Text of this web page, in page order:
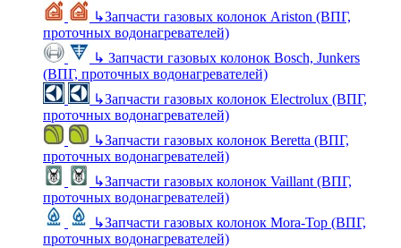
↳Запчасти газовых колонок Ariston (ВПГ,
проточных водонагревателей)
↳ Запчасти газовых колонок Bosch, Junkers
(ВПГ, проточных водонагревателей)
↳Запчасти газовых колонок Electrolux (ВПГ,
проточных водонагревателей)
↳Запчасти газовых колонок Beretta (ВПГ,
проточных водонагревателей)
↳Запчасти газовых колонок Vaillant (ВПГ,
проточных водонагревателей)
↳Запчасти газовых колонок Mora-Top (ВПГ,
проточных водонагревателей)